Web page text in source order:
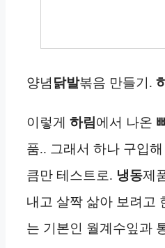
양념 닭발볶음 만들기.
이렇게 하림 에서 나온
품.. 그래서 하나 구입
큼만 테스트로. 냉동제
내고 살짝 삶아 보려고
는 기본인 월계수잎과